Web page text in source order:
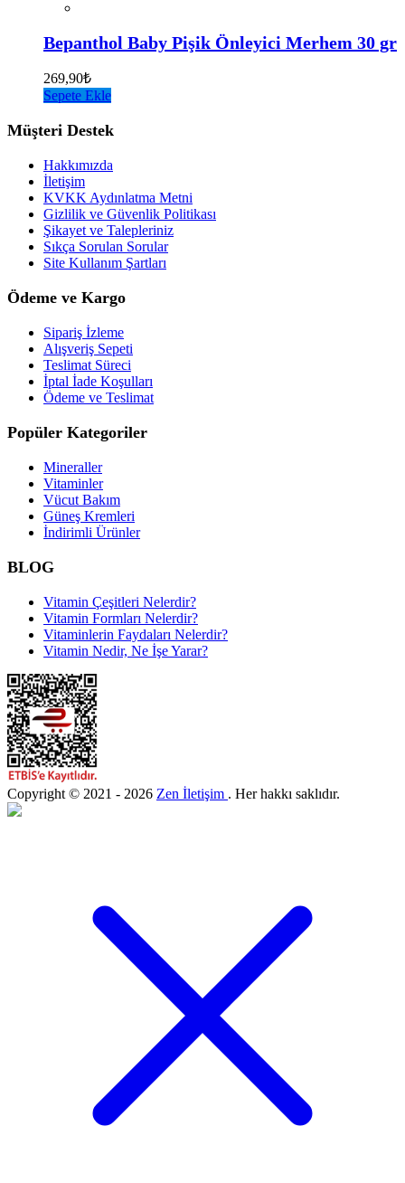
Bepanthol Baby Pişik Önleyici Merhem 30 gr
269,90₺
Sepete Ekle
Müşteri Destek
Hakkımızda
İletişim
KVKK Aydınlatma Metni
Gizlilik ve Güvenlik Politikası
Şikayet ve Talepleriniz
Sıkça Sorulan Sorular
Site Kullanım Şartları
Ödeme ve Kargo
Sipariş İzleme
Alışveriş Sepeti
Teslimat Süreci
İptal İade Koşulları
Ödeme ve Teslimat
Popüler Kategoriler
Mineraller
Vitaminler
Vücut Bakım
Güneş Kremleri
İndirimli Ürünler
BLOG
Vitamin Çeşitleri Nelerdir?
Vitamin Formları Nelerdir?
Vitaminlerin Faydaları Nelerdir?
Vitamin Nedir, Ne İşe Yarar?
Copyright © 2021 - 2026 Zen İletişim . Her hakkı saklıdır.